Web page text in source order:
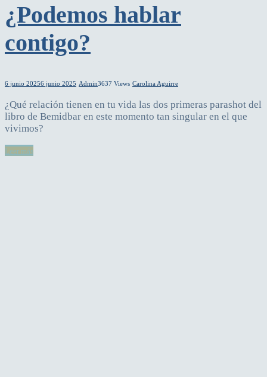
¿Podemos hablar
contigo?
6 junio 20256 junio 2025 Admin3637 Views Carolina Aguirre
¿Qué relación tienen en tu vida las dos primeras parashot del
libro de Bemidbar en este momento tan singular en el que
vivimos?
Leer más